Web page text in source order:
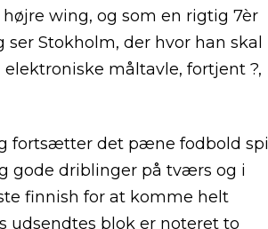
wing, og som en rigtig 7èr
Stokholm, der hvor han skal
måltavle, fortjent ?,
fortsætter det pæne fodbold spil
gode driblinger på tværs og i
finnish for at komme helt
udsendtes blok er noteret to